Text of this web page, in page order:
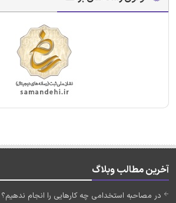
آخرین مطالب وبلاگ
در مصاحبه استخدامی چه کارهایی را انجام ندهیم؟